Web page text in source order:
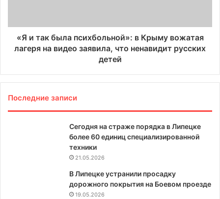
«Я и так была психбольной»: в Крыму вожатая
лагеря на видео заявила, что ненавидит русских
детей
Последние записи
Сегодня на страже порядка в Липецке
более 60 единиц специализированной
техники
21.05.2026
В Липецке устранили просадку
дорожного покрытия на Боевом проезде
19.05.2026